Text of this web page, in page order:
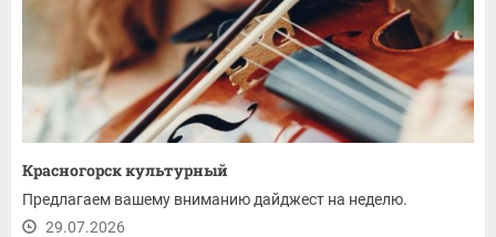
Красногорск культурный
Предлагаем вашему вниманию дайджест на неделю.
29.07.2026